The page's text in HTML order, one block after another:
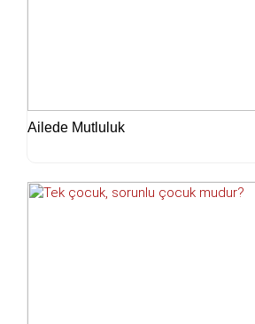
Ailede Mutluluk